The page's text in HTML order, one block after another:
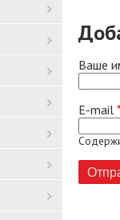
Ваше
E-mail *